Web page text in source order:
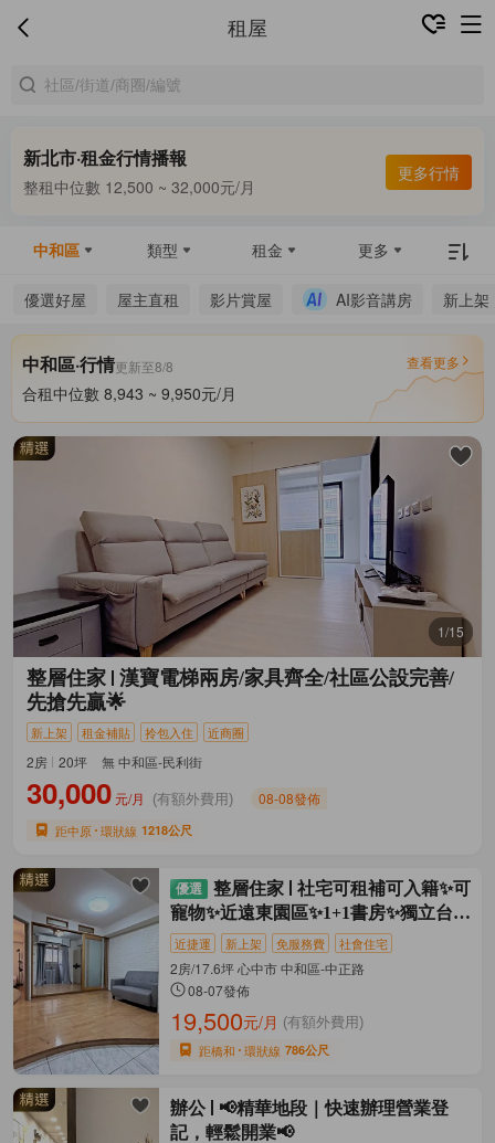
租屋
新北市·租金行情播報
合租中位數 8,000 ~ 9,500元/月
整租中位數 12,500 ~ 32,000元/月
更多行情
中和區 類型 租金 更多
優選好屋 屋主直租 影片賞屋 AI影音講房 新上架
中和區·行情更新至8/8 查看更多
合租中位數 8,943 ~ 9,950元/月
整租中位數 12,600 ~ 35,000元/月
合租中位數 8,943 ~ 9,950元/月
1/15
整層住家 漢寶電梯兩房/家具齊全/社區公設完善/
先搶先贏🌟
新上架 租金補貼 拎包入住 近商圈
2房 20坪 無 中和區-民利街
30,000 元/月 (有額外費用) 08-08發佈
距中原 環狀線 1218公尺
整層住家
社宅可租補可入籍✨可
寵物✨近遠東園區✨1+1書房✨獨立台水
電
近捷運 新上架 免服務費 社會住宅
2房/17.6坪 心中市 中和區-中正路
08-07發佈
19,500元/月 (有額外費用)
距橋和 環狀線 786公尺
辦公
📢精華地段｜快速辦理營業登
記，輕鬆開業📢